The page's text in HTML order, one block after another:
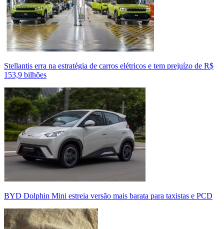
Stellantis erra na estratégia de carros elétricos e tem prejuízo de R$
153,9 bilhões
BYD Dolphin Mini estreia versão mais barata para taxistas e PCD